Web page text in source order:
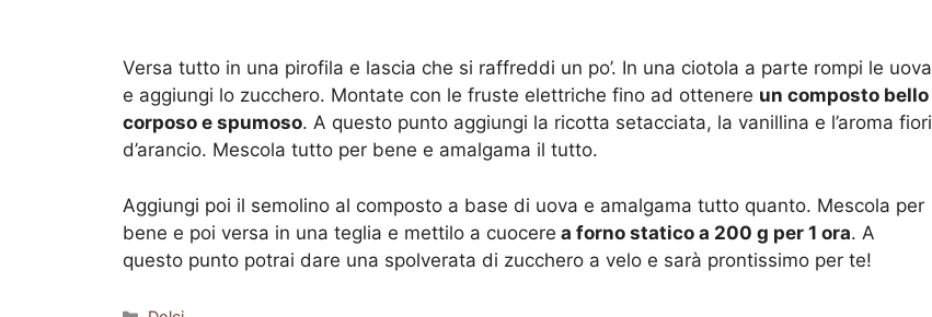
Versa tutto in una pirofila e lascia che si raffreddi un po’. In una ciotola a parte rompi le uova
e aggiungi lo zucchero. Montate con le fruste elettriche fino ad ottenere un composto bello
corposo e spumoso. A questo punto aggiungi la ricotta setacciata, la vanillina e l’aroma fiori
d’arancio. Mescola tutto per bene e amalgama il tutto.
Aggiungi poi il semolino al composto a base di uova e amalgama tutto quanto. Mescola per
bene e poi versa in una teglia e mettilo a cuocere a forno statico a 200 g per 1 ora. A
questo punto potrai dare una spolverata di zucchero a velo e sarà prontissimo per te!